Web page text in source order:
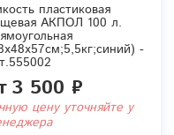
пластиковая
АКПОЛ 100 л.
-
3 500 ₽
цену уточняйте у